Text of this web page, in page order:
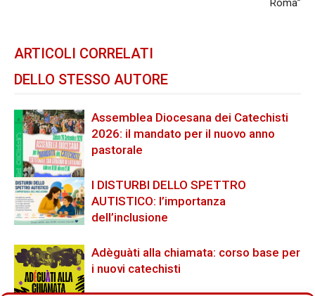
Roma”
ARTICOLI CORRELATI
DELLO STESSO AUTORE
Assemblea Diocesana dei Catechisti
2026: il mandato per il nuovo anno
pastorale
I DISTURBI DELLO SPETTRO
AUTISTICO: l’importanza
dell’inclusione
Adèguàti alla chiamata: corso base per
i nuovi catechisti